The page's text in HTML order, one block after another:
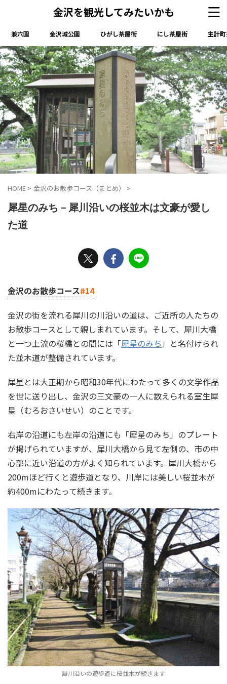
金沢を観光してみたいかも
兼六園 金沢城公園 ひがし茶屋街 にし茶屋街 主計
HOME > 金沢のお散歩コース（まとめ） >
犀星のみち－犀川沿いの桜並木は文豪が愛し
た道
金沢のお散歩コース#14
金沢の街を流れる犀川の川沿いの道は、ご近所の人たちの
お散歩コースとして親しまれています。そして、犀川大橋
と一つ上流の桜橋との間には「犀星のみち 」と名付けられ
た並木道が整備されています。
犀星とは大正期から昭和30年代にわたって多くの文学作品
を世に送り出し、金沢の三文豪の一人に数えられる室生犀
星（むろおさいせい）のことです。
右岸の沿道にも左岸の沿道にも「犀星のみち」のプレート
が掲げられていますが、犀川大橋から見て左側の、市の中
心部に近い沿道の方がよく知られています。犀川大橋から
200mほど行くと遊歩道となり、川岸には美しい桜並木が
約400mにわたって続きます。
犀川沿いの遊歩道に桜並木が続きます